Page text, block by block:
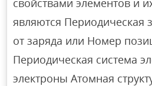
свойствами элементов и
являются Периодическая
от заряда или Номер
Периодическая система
электроны Атомная